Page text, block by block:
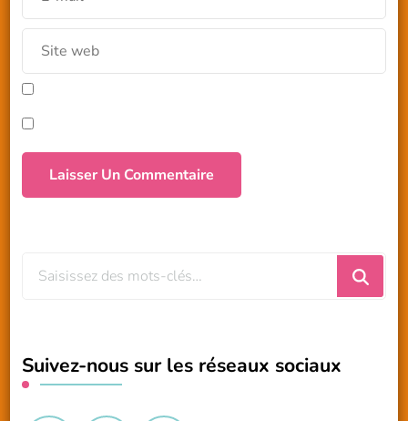
?
Suivez-nous sur les réseaux sociaux